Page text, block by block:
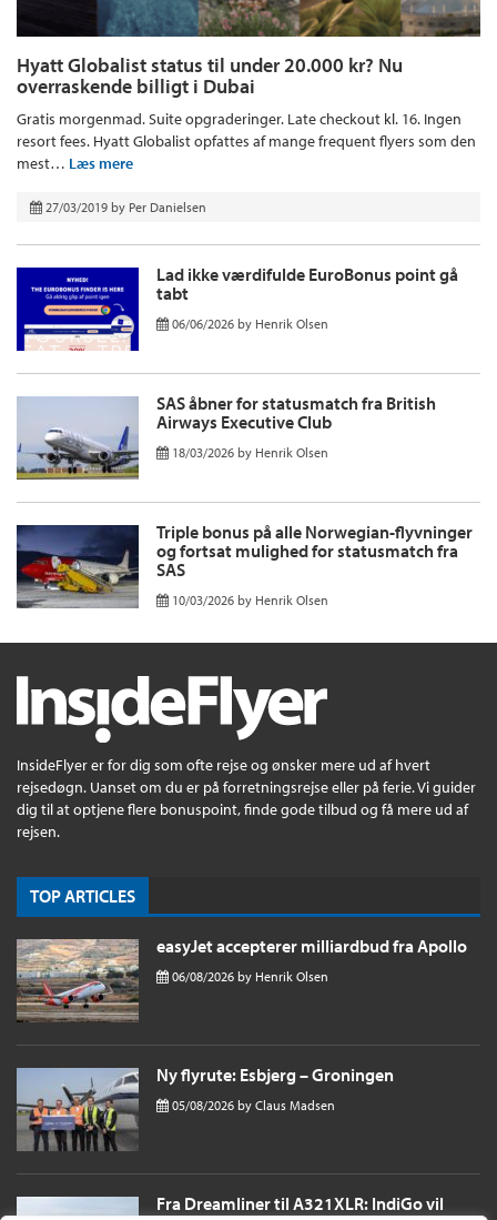
Hyatt Globalist status til under 20.000 kr? Nu
overraskende billigt i Dubai
Gratis morgenmad. Suite opgraderinger. Late checkout kl. 16. Ingen
resort fees. Hyatt Globalist opfattes af mange frequent flyers som den
mest… Læs mere
27/03/2019 by Per Danielsen
Lad ikke værdifulde EuroBonus point gå
tabt
06/06/2026 by Henrik Olsen
SAS åbner for statusmatch fra British
Airways Executive Club
18/03/2026 by Henrik Olsen
Triple bonus på alle Norwegian-flyvninger
og fortsat mulighed for statusmatch fra
SAS
10/03/2026 by Henrik Olsen
InsideFlyer er for dig som ofte rejse og ønsker mere ud af hvert
rejsedøgn. Uanset om du er på forretningsrejse eller på ferie. Vi guider
dig til at optjene flere bonuspoint, finde gode tilbud og få mere ud af
rejsen.
TOP ARTICLES
easyJet accepterer milliardbud fra Apollo
06/08/2026 by Henrik Olsen
Ny flyrute: Esbjerg – Groningen
05/08/2026 by Claus Madsen
Fra Dreamliner til A321XLR: IndiGo vil